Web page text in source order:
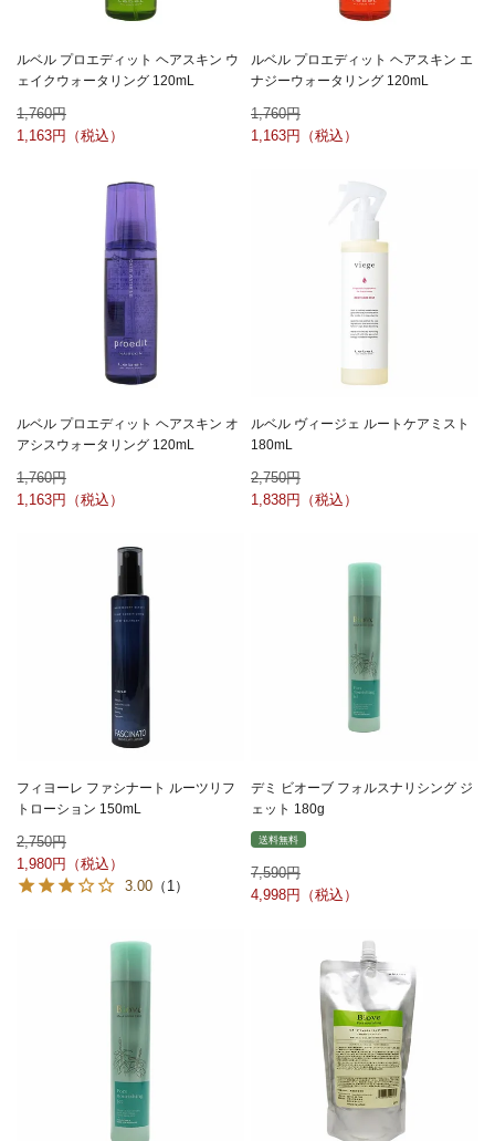
ルベル プロエディット ヘアスキン ウ
ェイクウォータリング 120mL
1,760
1,163
ルベル プロエディット ヘアスキン エ
ナジーウォータリング 120mL
1,760
1,163
ルベル プロエディット ヘアスキン オ
アシスウォータリング 120mL
1,760
1,163
ルベル ヴィージェ ルートケアミスト
180mL
2,750
1,838
フィヨーレ ファシナート ルーツリフ
トローション 150mL
2,750
1,980
3.00 （1）
デミ ビオーブ フォルスナリシング ジ
ェット 180g
送料無料
7,590
4,998